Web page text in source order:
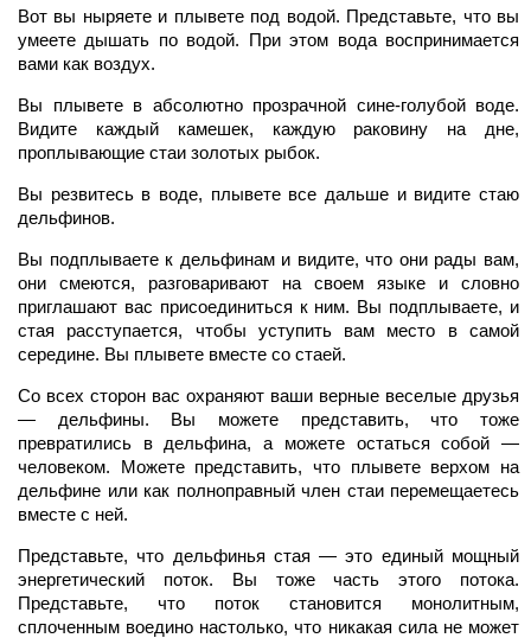
Вот вы ныряете и плывете под водой. Представьте, что вы
умеете дышать по водой. При этом вода воспринимается
вами как воздух.
Вы плывете в абсолютно прозрачной сине-голубой воде.
Видите каждый камешек, каждую раковину на дне,
проплывающие стаи золотых рыбок.
Вы резвитесь в воде, плывете все дальше и видите стаю
дельфинов.
Вы подплываете к дельфинам и видите, что они рады вам,
они смеются, разговаривают на своем языке и словно
приглашают вас присоединиться к ним. Вы подплываете, и
стая расступается, чтобы уступить вам место в самой
середине. Вы плывете вместе со стаей.
Со всех сторон вас охраняют ваши верные веселые друзья
— дельфины. Вы можете представить, что тоже
превратились в дельфина, а можете остаться собой —
человеком. Можете представить, что плывете верхом на
дельфине или как полноправный член стаи перемещаетесь
вместе с ней.
Представьте, что дельфинья стая — это единый мощный
энергетический поток. Вы тоже часть этого потока.
Представьте, что поток становится монолитным,
сплоченным воедино настолько, что никакая сила не может